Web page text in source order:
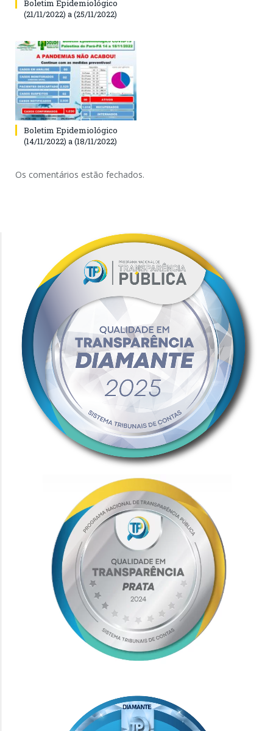
Boletim Epidemiológico
(21/11/2022) a (25/11/2022)
Boletim Epidemiológico
(14/11/2022) a (18/11/2022)
Os comentários estão fechados.